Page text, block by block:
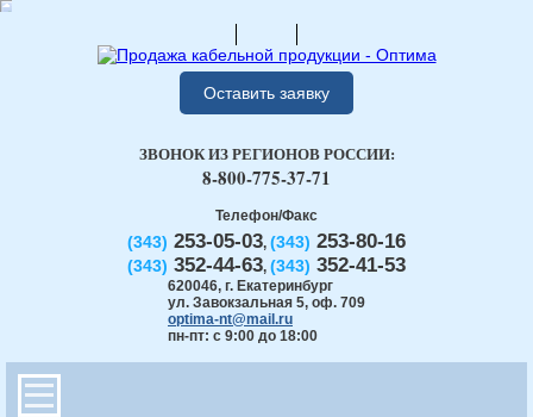
Оставить заявку
Телефон/Факс
(343) 253-05-03, (343) 253-80-16
(343) 352-44-63, (343) 352-41-53
620046, г. Екатеринбург
ул. Завокзальная 5, оф. 709
optima-nt@mail.ru
пн-пт: с 9:00 до 18:00
ЗВОНОК ИЗ РЕГИОНОВ РОССИИ:
8-800-775-37-71